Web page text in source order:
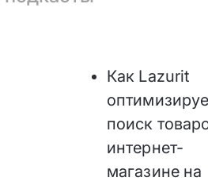
Как Lazurit
поиск
интернет-
магазине на